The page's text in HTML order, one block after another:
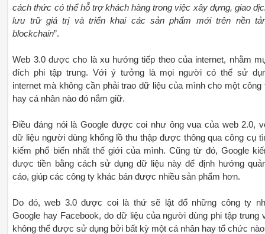
cách thức có thể hỗ trợ khách hàng trong việc xây dựng, giao
lưu trữ giá trị và triển khai các sản phẩm mới trên nền
blockchain”.
Web 3.0 được cho là xu hướng tiếp theo của internet, nhằm
đích phi tập trung. Với ý tưởng là mọi người có thể sử
internet mà không cần phải trao dữ liệu của mình cho một công
hay cá nhân nào đó nắm giữ.
Điều đáng nói là Google được coi như ông vua của web 2.0,
dữ liệu người dùng khổng lồ thu thập được thông qua công cụ
kiếm phổ biến nhất thế giới của mình. Cũng từ đó, Google
được tiền bằng cách sử dụng dữ liệu này để định hướng
cáo, giúp các công ty khác bán được nhiều sản phẩm hơn.
Do đó, web 3.0 được coi là thứ sẽ lật đổ những công ty
Google hay Facebook, do dữ liệu của người dùng phi tập trung
không thể được sử dụng bởi bất kỳ một cá nhân hay tổ chức